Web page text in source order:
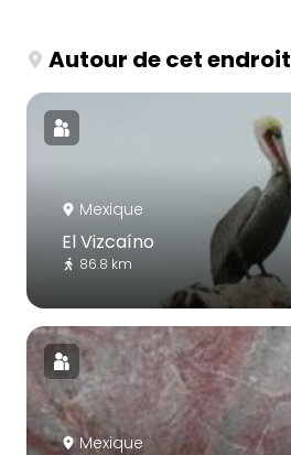
Autour de cet endroit
Mexique
El Vizcaíno
86.8 km
Mexique